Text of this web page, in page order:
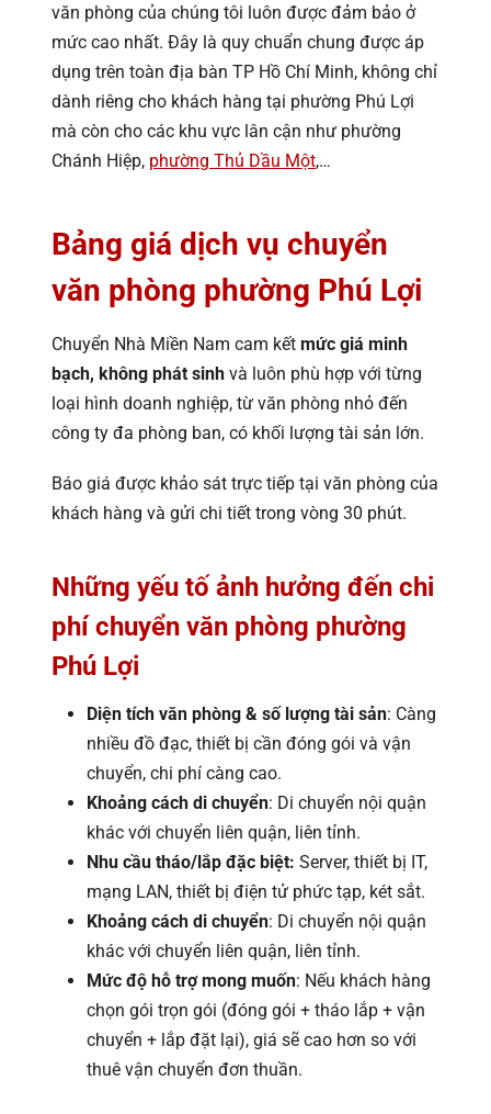
văn phòng của chúng tôi luôn được đảm bảo ở
mức cao nhất. Đây là quy chuẩn chung được áp
dụng trên toàn địa bàn TP Hồ Chí Minh, không chỉ
dành riêng cho khách hàng tại phường Phú Lợi
mà còn cho các khu vực lân cận như phường
Chánh Hiệp, phường Thủ Dầu Một,…
Bảng giá dịch vụ chuyển
văn phòng phường Phú Lợi
Chuyển Nhà Miền Nam cam kết mức giá minh
bạch, không phát sinh và luôn phù hợp với từng
loại hình doanh nghiệp, từ văn phòng nhỏ đến
công ty đa phòng ban, có khối lượng tài sản lớn.
Báo giá được khảo sát trực tiếp tại văn phòng của
khách hàng và gửi chi tiết trong vòng 30 phút.
Những yếu tố ảnh hưởng đến chi
phí chuyển văn phòng phường
Phú Lợi
Diện tích văn phòng & số lượng tài sản: Càng
nhiều đồ đạc, thiết bị cần đóng gói và vận
chuyển, chi phí càng cao.
Khoảng cách di chuyển: Di chuyển nội quận
khác với chuyển liên quận, liên tỉnh.
Nhu cầu tháo/lắp đặc biệt: Server, thiết bị IT,
mạng LAN, thiết bị điện tử phức tạp, két sắt.
Khoảng cách di chuyển: Di chuyển nội quận
khác với chuyển liên quận, liên tỉnh.
Mức độ hỗ trợ mong muốn: Nếu khách hàng
chọn gói trọn gói (đóng gói + tháo lắp + vận
chuyển + lắp đặt lại), giá sẽ cao hơn so với
thuê vận chuyển đơn thuần.